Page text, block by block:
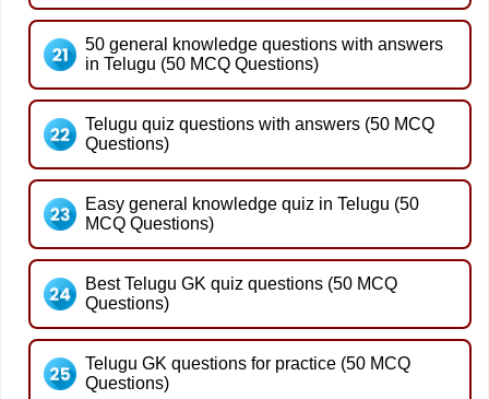
50 general knowledge questions with answers
in Telugu (50 MCQ Questions)
Telugu quiz questions with answers (50 MCQ
Questions)
Easy general knowledge quiz in Telugu (50
MCQ Questions)
Best Telugu GK quiz questions (50 MCQ
Questions)
Telugu GK questions for practice (50 MCQ
Questions)